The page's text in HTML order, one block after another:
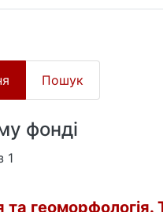
Пошук
фонді
1
та